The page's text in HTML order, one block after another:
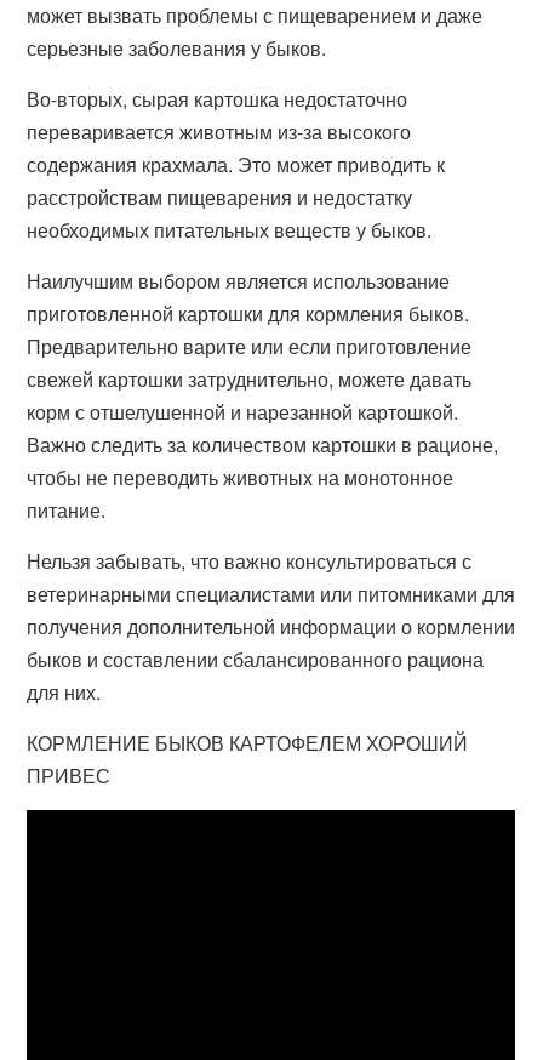
может вызвать проблемы с пищеварением и даже
серьезные заболевания у быков.
Во-вторых, сырая картошка недостаточно
переваривается животным из-за высокого
содержания крахмала. Это может приводить к
расстройствам пищеварения и недостатку
необходимых питательных веществ у быков.
Наилучшим выбором является использование
приготовленной картошки для кормления быков.
Предварительно варите или если приготовление
свежей картошки затруднительно, можете давать
корм с отшелушенной и нарезанной картошкой.
Важно следить за количеством картошки в рационе,
чтобы не переводить животных на монотонное
питание.
Нельзя забывать, что важно консультироваться с
ветеринарными специалистами или питомниками для
получения дополнительной информации о кормлении
быков и составлении сбалансированного рациона
для них.
КОРМЛЕНИЕ БЫКОВ КАРТОФЕЛЕМ ХОРОШИЙ
ПРИВЕС